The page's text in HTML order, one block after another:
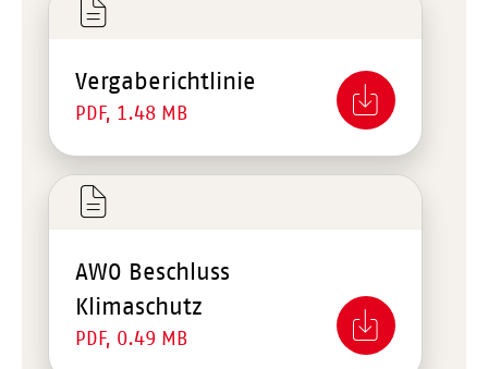
Vergaberichtlinie
PDF, 1.48 MB
AWO Beschluss
Klimaschutz
PDF, 0.49 MB